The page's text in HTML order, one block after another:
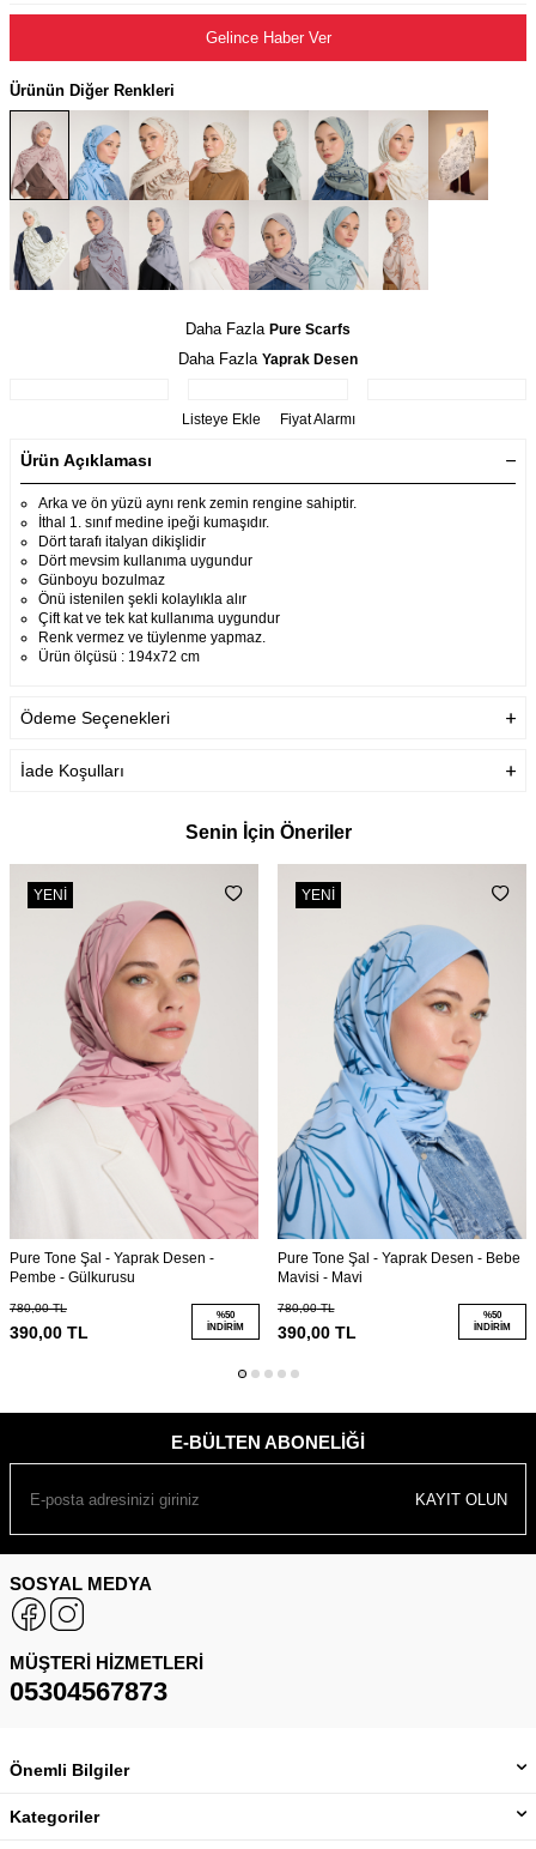
Gelince Haber Ver
Ürünün Diğer Renkleri
Daha Fazla Pure Scarfs
Daha Fazla Yaprak Desen
Listeye Ekle Fiyat Alarmı
Ürün Açıklaması
Arka ve ön yüzü aynı renk zemin rengine sahiptir.
İthal 1. sınıf medine ipeği kumaşıdır.
Dört tarafı italyan dikişlidir
Dört mevsim kullanıma uygundur
Günboyu bozulmaz
Önü istenilen şekli kolaylıkla alır
Çift kat ve tek kat kullanıma uygundur
Renk vermez ve tüylenme yapmaz.
Ürün ölçüsü : 194x72 cm
Ödeme Seçenekleri
İade Koşulları
Senin İçin Öneriler
YENI
Pure Tone Şal - Yaprak Desen -
Pembe - Gülkurusu
780,00TL
390,00 TL
%50
İNDIRIM
YENI
Pure Tone Şal - Yaprak Desen - Bebe
Mavisi - Mavi
780,00TL
390,00TL
%50
İNDIRIM
E-BÜLTEN ABONELIĞI
KAYIT OLUN
SOSYAL MEDYA
MÜŞTERI HIZMETLERI
05304567873
Önemli Bilgiler
Kategoriler